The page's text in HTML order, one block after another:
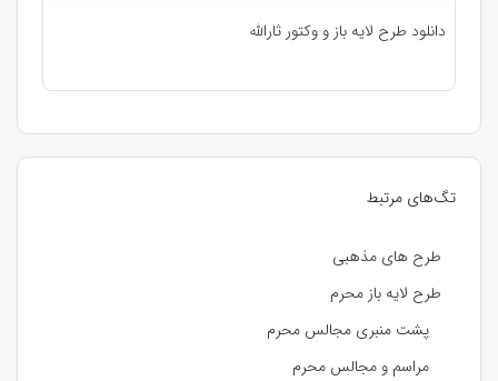
تگ‌های مرتبط
طرح های مذهبی
طرح لایه باز محرم
پشت منبری مجالس محرم
مراسم و مجالس محرم
دانلود طرح لایه باز و وکتور ثارالله